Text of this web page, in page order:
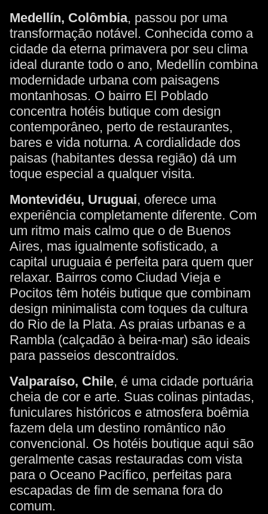
Medellín, Colômbia, passou por uma
transformação notável. Conhecida como a
cidade da eterna primavera por seu clima
ideal durante todo o ano, Medellín combina
modernidade urbana com paisagens
montanhosas. O bairro El Poblado
concentra hotéis butique com design
contemporâneo, perto de restaurantes,
bares e vida noturna. A cordialidade dos
paisas (habitantes dessa região) dá um
toque especial a qualquer visita.
Montevidéu, Uruguai, oferece uma
experiência completamente diferente. Com
um ritmo mais calmo que o de Buenos
Aires, mas igualmente sofisticado, a
capital uruguaia é perfeita para quem quer
relaxar. Bairros como Ciudad Vieja e
Pocitos têm hotéis butique que combinam
design minimalista com toques da cultura
do Rio de la Plata. As praias urbanas e a
Rambla (calçadão à beira-mar) são ideais
para passeios descontraídos.
Valparaíso, Chile, é uma cidade portuária
cheia de cor e arte. Suas colinas pintadas,
funiculares históricos e atmosfera boêmia
fazem dela um destino romântico não
convencional. Os hotéis boutique aqui são
geralmente casas restauradas com vista
para o Oceano Pacífico, perfeitas para
escapadas de fim de semana fora do
comum.